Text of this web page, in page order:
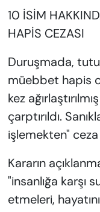
10 İSİM
HAPİS CEZASI
Duruşmada,
müebbet hapis
kez
çarptırıldı.
işlemekten"
Kararın
"insanlığa karşı
etmeleri,